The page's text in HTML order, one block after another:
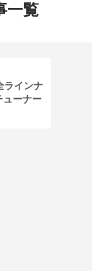
一覧
ラインナ
ューナー